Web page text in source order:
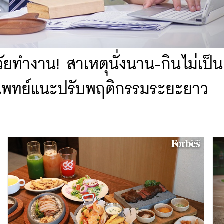
ทำงาน! สาเหตุนั่งนาน-กินไม่เป็น
พทย์แนะปรับพฤติกรรมระยะยาว